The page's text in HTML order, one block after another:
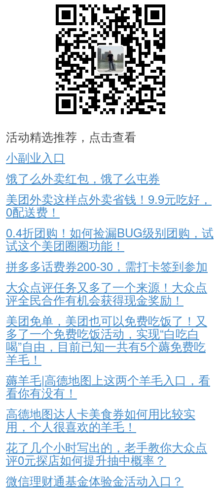
活动精选推荐，点击查看
小副业入口
饿了么外卖红包，饿了么屯券
美团外卖这样点外卖省钱！9.9元吃好，
0配送费！
0.4折团购！如何捡漏BUG级别团购，试
试这个美团圈圈功能！
拼多多话费券200-30，需打卡签到参加
大众点评任务又多了一个来源！大众点
评全民合作有机会获得现金奖励！
美团免单，美团也可以免费吃饭了！又
多了一个免费吃饭活动，实现“白吃白
喝”自由，目前已知一共有5个薅免费吃
羊毛！
薅羊毛|高德地图上这两个羊毛入口，看
看你有没有！
高德地图达人卡美食券如何用比较实
用，个人很喜欢的羊毛！
花了几个小时写出的，老手教你大众点
评0元探店如何提升抽中概率？
微信理财通基金体验金活动入口？